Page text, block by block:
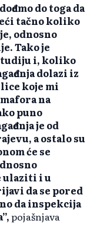
do toga da
tačno koliko
odnosno
Tako je
i, koliko
dolazi iz
koje mi
na
puno
je od
a ostalo su
će se
ulaziti i u
da se pored
da inspekcija
pojašnjava